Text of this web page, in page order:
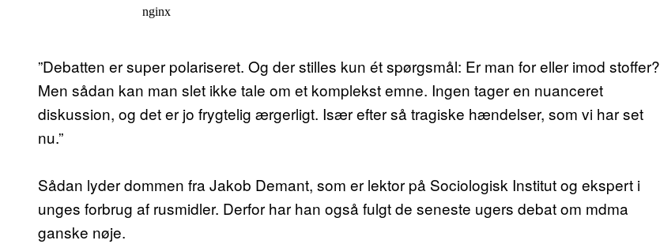
”Debatten er super polariseret. Og der stilles kun ét spørgsmål: Er man for eller imod stoffer?
Men sådan kan man slet ikke tale om et komplekst emne. Ingen tager en nuanceret
diskussion, og det er jo frygtelig ærgerligt. Især efter så tragiske hændelser, som vi har set
nu.”
Sådan lyder dommen fra Jakob Demant, som er lektor på Sociologisk Institut og ekspert i
unges forbrug af rusmidler. Derfor har han også fulgt de seneste ugers debat om mdma
ganske nøje.